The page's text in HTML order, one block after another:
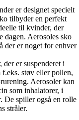
er designet specielt
tilbyder en perfekt
til kvinder, der
dagen. Aerosoles sko
der er noget for enhver
der er suspenderet i
støv eller pollen,
Aerosoler kan
som inhalatorer, i
De spiller også en rolle
stråler.